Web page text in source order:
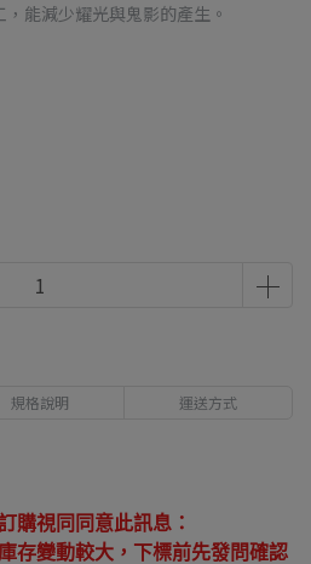
能減少耀光與鬼影的產生。
規格說明 運送方式
購視同同意此訊息：
存變動較大，下標前先發問確認